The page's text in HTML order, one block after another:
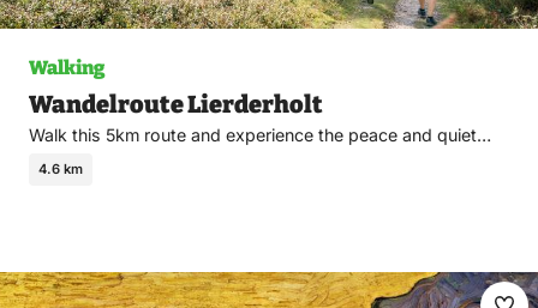
Walking
Wandelroute Lierderholt
Walk this 5km route and experience the peace and quiet…
4.6 km